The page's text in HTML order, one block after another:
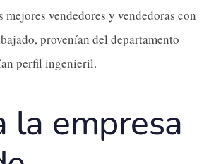
vendedores y vendedoras con
provenían del departamento
perfil ingenieril.
la empresa